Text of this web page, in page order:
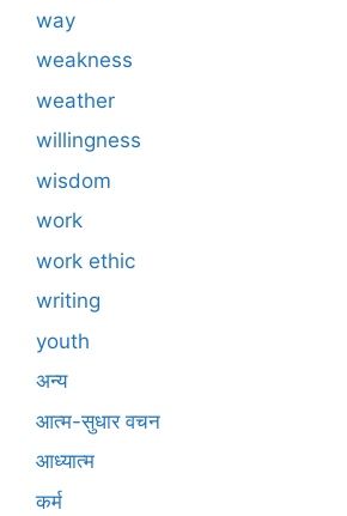
way
weakness
weather
willingness
wisdom
work
work ethic
writing
youth
अन्य
आत्म-सुधार वचन
आध्यात्म
कर्म